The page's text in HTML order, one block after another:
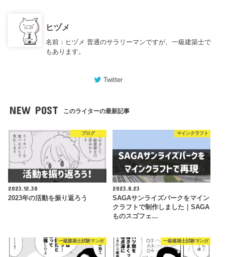
ヒヅメ
名前：ヒヅメ 普通のサラリーマンですが、一級建築士で
もあります。
Twitter
NEW POST このライターの最新記事
ブログ
2023.12.30
2023年の活動を振り返ろう
マインクラフト
2023.8.23
SAGAサンライズパークをマイン
クラフトで制作しました｜SAGA
ものスゴフェ…
一級建築士試験マンガ 一級建築士試験マンガ